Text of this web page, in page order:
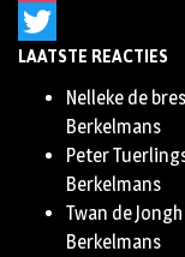
Instagram
Twitter
LAATSTE REACTIES
Nelleke de
Berkelmans
Peter
Berkelmans
Twan de Jongh
Berkelmans